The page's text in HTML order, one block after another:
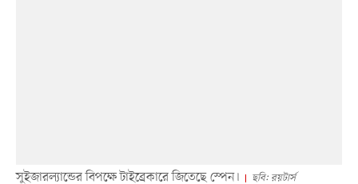
সুইজারল্যান্ডের বিপক্ষে টাইব্রেকারে জিতেছে স্পেন। ছবি: রয়টার্স